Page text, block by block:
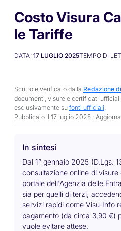
Costo Visura
le Tariffe
DATA: 17 LUGLIO 2025TEMPO DI
Scritto e verificato dalla Redazione
documenti, visure e certificati
esclusivamente su fonti ufficiali.
Pubblicato il 17 luglio 2025 ·
In sintesi
Dal 1° gennaio 2025 (D.Lgs.
consultazione online di
portale dell'Agenzia delle
sia per quelli di terzi,
servizi rapidi come Visu-Info
pagamento (da circa 3,90 €)
vuole evitare attese.